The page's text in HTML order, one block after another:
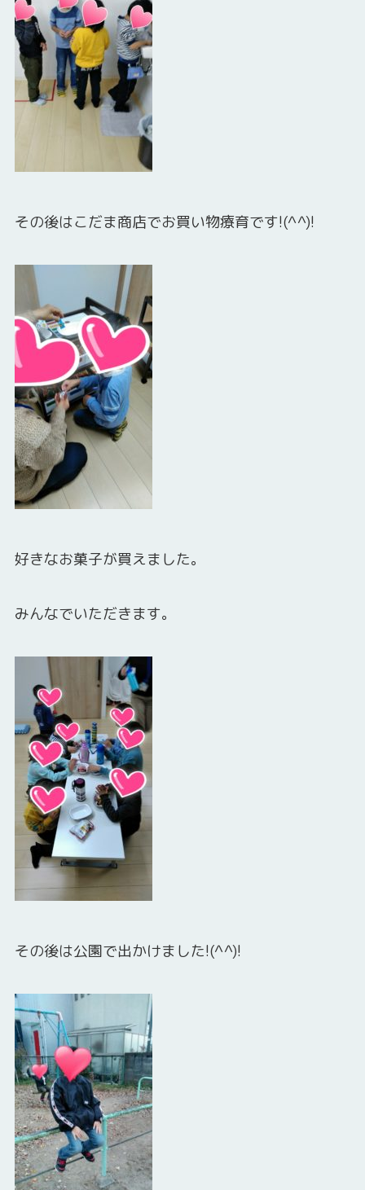
その後はこだま商店でお買い物療育です!(^^)!
好きなお菓子が買えました。
みんなでいただきます。
その後は公園で出かけました!(^^)!